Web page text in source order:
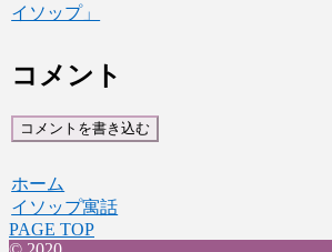
イソップ」
コメント
コメントを書き込む
ホーム
イソップ寓話
PAGE TOP